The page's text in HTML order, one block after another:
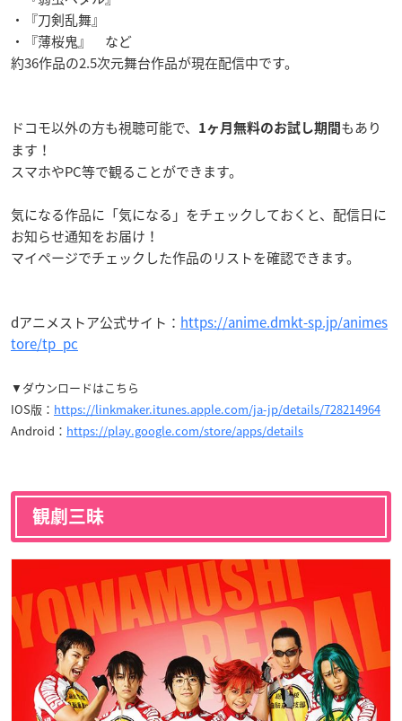
・『刀剣乱舞』
・『薄桜鬼』 など
約36作品の2.5次元舞台作品が現在配信中です。
ドコモ以外の方も視聴可能で、 1ヶ月無料のお試し期間 もあり
ます！
スマホやPC等で観ることができます。
気になる作品に「気になる」をチェックしておくと、配信日に
お知らせ通知をお届け！
マイページでチェックした作品のリストを確認できます。
dアニメストア公式サイト： https://anime.dmkt-sp.jp/animes
tore/tp_pc
▼ダウンロードはこちら
IOS版： https://linkmaker.itunes.apple.com/ja-jp/details/728214964
Android： https://play.google.com/store/apps/details
観劇三昧